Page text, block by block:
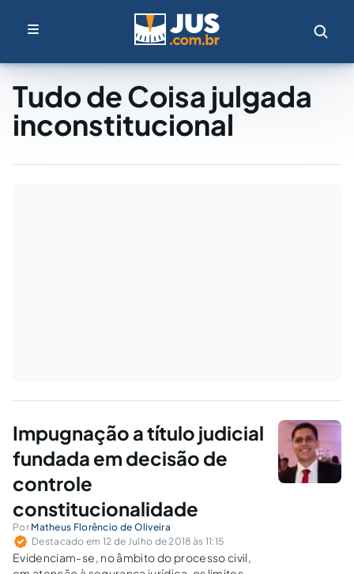
Tudo de Coisa julgada
inconstitucional
Impugnação a título judicial
fundada em decisão de
controle
constitucionalidade
Por Matheus Florêncio de Oliveira
Destacado em 12 de Julho de 2018 às 11:15
Evidenciam-se, no âmbito do processo civil,